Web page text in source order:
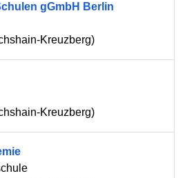
gGmbH Berlin
Kreuzberg)
Kreuzberg)